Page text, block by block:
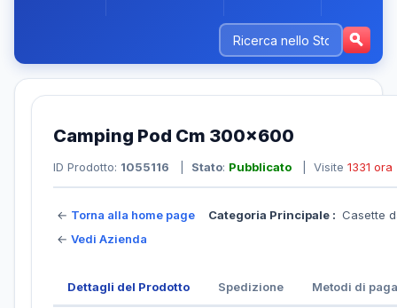
Camping Pod Cm 300x600
ID Prodotto: 1055116 Stato: Pubblicato | Visite 1331 ora
← Torna alla home page
← Vedi Azienda
Categoria Principale : Casette
Dettagli del Prodotto Spedizione Metodi di